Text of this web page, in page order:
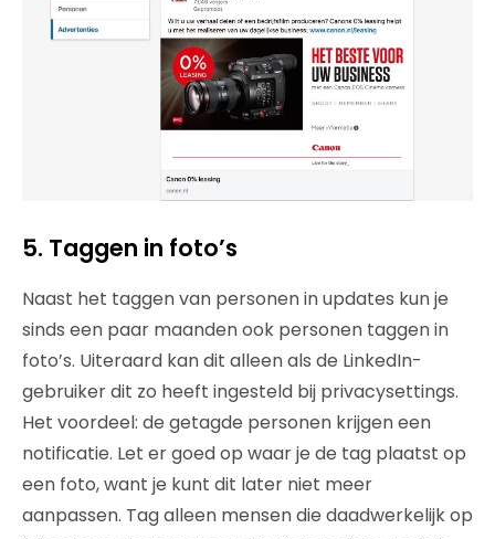
5. Taggen in foto’s
Naast het taggen van personen in updates kun je
sinds een paar maanden ook personen taggen in
foto’s. Uiteraard kan dit alleen als de LinkedIn-
gebruiker dit zo heeft ingesteld bij privacysettings.
Het voordeel: de getagde personen krijgen een
notificatie. Let er goed op waar je de tag plaatst op
een foto, want je kunt dit later niet meer
aanpassen. Tag alleen mensen die daadwerkelijk op